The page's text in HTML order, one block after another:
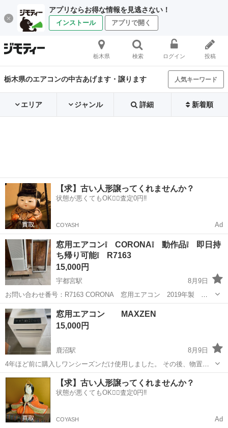
アプリならお得な情報を見逃さない！
インストール アプリで開く
栃木県 検索 ログイン 投稿
栃木県のエアコンの中古あげます・譲ります 人気キーワード
エリア ジャンル 詳細 新着順
【求】古い人形譲ってくれませんか？
状態が悪くてもOK🙆‍♀️査定0円‼️
COYASH Ad
窓用エアコン❕ CORONA❕ 動作品❕ 即日持
ち帰り可能❕ R7163
15,000円
宇都宮駅
8月9日
お問い合わせ番号：R7163 CORONA 窓用エアコン 2019年製
CWH-A1819 ＊枠付き、リモコン付き 固定ネジ等欠品しております。
汚れ等ございます。 現状販売。 ご自身で取り付けできま...
栃木 宇都宮市
窓用エアコン MAXZEN
15,000円
鹿沼駅
8月9日
4年ほど前に購入しワンシーズンだけ使用しました。 その後、物置に
て保存しておりました。 比較的綺麗だと思います！ しっかりと冷たい
風出ます！ 説明書などありません。 中古品ですのでご理解ある方お願
い致します！
栃木 鹿沼市 鹿沼駅 季節、空調家電
【求】古い人形譲ってくれませんか？
状態が悪くてもOK🙆‍♀️査定0円‼️
COYASH Ad